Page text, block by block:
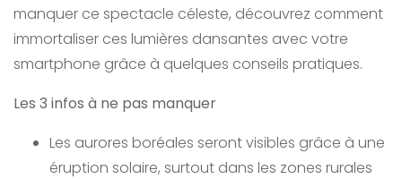
manquer ce spectacle céleste, découvrez comment
immortaliser ces lumières dansantes avec votre
smartphone grâce à quelques conseils pratiques.
Les 3 infos à ne pas manquer
Les aurores boréales seront visibles grâce à une
éruption solaire, surtout dans les zones rurales